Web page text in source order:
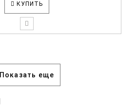
КУПИТЬ
Показать еще